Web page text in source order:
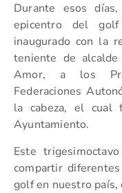
Durante esos
epicentro del golf
inaugurado con la
teniente de
Amor, a los
Federaciones
la cabeza, el
Ayuntamiento.
Este
compartir
golf en nuestro